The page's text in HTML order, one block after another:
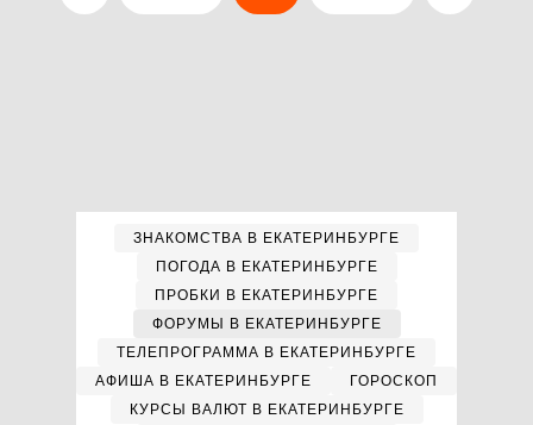
ЗНАКОМСТВА В ЕКАТЕРИНБУРГЕ
ПОГОДА В ЕКАТЕРИНБУРГЕ
ПРОБКИ В ЕКАТЕРИНБУРГЕ
ФОРУМЫ В ЕКАТЕРИНБУРГЕ
ТЕЛЕПРОГРАММА В ЕКАТЕРИНБУРГЕ
АФИША В ЕКАТЕРИНБУРГЕ
ГОРОСКОП
КУРСЫ ВАЛЮТ В ЕКАТЕРИНБУРГЕ